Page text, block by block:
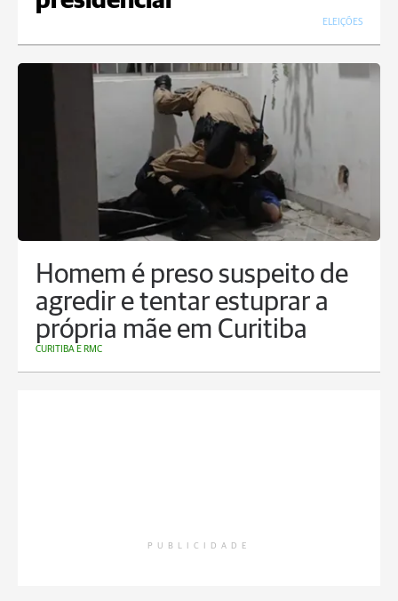
ELEIÇÕES
Homem é preso suspeito de
agredir e tentar estuprar a
própria mãe em Curitiba
CURITIBA E RMC
PUBLICIDADE